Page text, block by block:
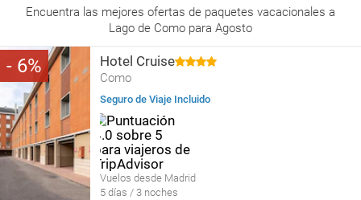
Encuentra las mejores ofertas de paquetes vacacionales a
Lago de Como para Agosto
6 Hotel Cruise
Como
Seguro de Viaje Incluido
Vuelos desde Madrid
5 días / 3 noches